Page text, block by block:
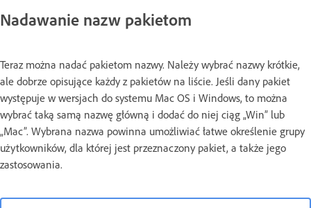
Nadawanie nazw pakietom
Teraz można nadać pakietom nazwy. Należy wybrać nazwy krótkie,
ale dobrze opisujące każdy z pakietów na liście. Jeśli dany pakiet
występuje w wersjach do systemu Mac OS i Windows, to można
wybrać taką samą nazwę główną i dodać do niej ciąg „Win” lub
„Mac”. Wybrana nazwa powinna umożliwiać łatwe określenie grupy
użytkowników, dla której jest przeznaczony pakiet, a także jego
zastosowania.